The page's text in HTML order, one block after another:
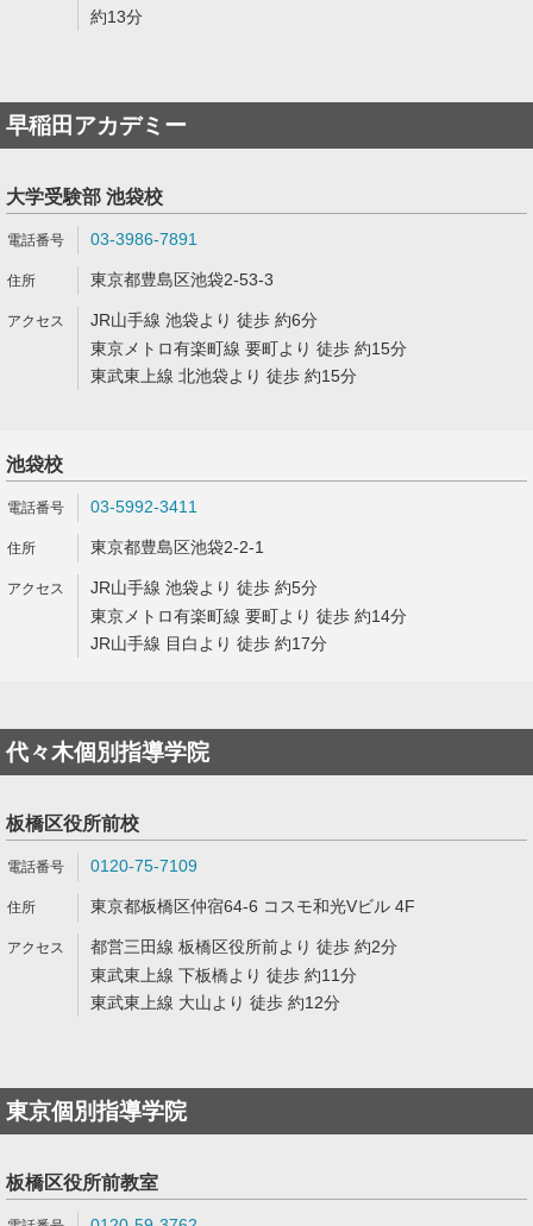
約13分
早稲田アカデミー
大学受験部 池袋校
03-3986-7891
東京都豊島区池袋2-53-3
JR山手線 池袋より 徒歩 約6分
東京メトロ有楽町線 要町より 徒歩 約15分
東武東上線 北池袋より 徒歩 約15分
池袋校
03-5992-3411
東京都豊島区池袋2-2-1
JR山手線 池袋より 徒歩 約5分
東京メトロ有楽町線 要町より 徒歩 約14分
JR山手線 目白より 徒歩 約17分
代々木個別指導学院
板橋区役所前校
0120-75-7109
東京都板橋区仲宿64-6 コスモ和光Vビル 4F
都営三田線 板橋区役所前より 徒歩 約2分
東武東上線 下板橋より 徒歩 約11分
東武東上線 大山より 徒歩 約12分
東京個別指導学院
板橋区役所前教室